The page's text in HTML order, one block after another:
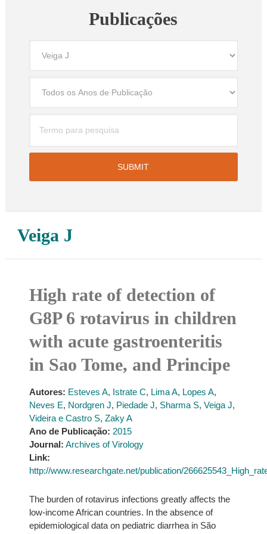
Publicações
Veiga J
High rate of detection of
G8P 6 rotavirus in children
with acute gastroenteritis
in Sao Tome, and Principe
Autores: Esteves A, Istrate C, Lima A, Lopes A,
Neves E, Nordgren J, Piedade J, Sharma S, Veiga J,
Videira e Castro S, Zaky A
Ano de Publicação: 2015
Journal: Archives of Virology
Link:
http://www.researchgate.net/publication/
The burden of rotavirus infections greatly affects the
low-income African countries. In the absence of
epidemiological data on pediatric diarrhea in São